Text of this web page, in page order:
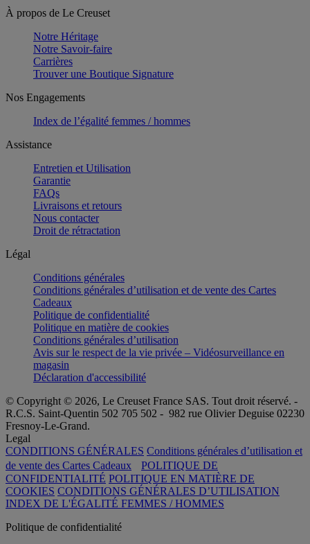
À propos de Le Creuset
Notre Héritage
Notre Savoir-faire
Carrières
Trouver une Boutique Signature
Nos Engagements
Index de l’égalité femmes / hommes
Assistance
Entretien et Utilisation
Garantie
FAQs
Livraisons et retours
Nous contacter
Droit de rétractation
Légal
Conditions générales
Conditions générales d’utilisation et de vente des Cartes
Cadeaux
Politique de confidentialité
Politique en matière de cookies
Conditions générales d’utilisation
Avis sur le respect de la vie privée – Vidéosurveillance en
magasin
Déclaration d'accessibilité
© Copyright © 2026, Le Creuset France SAS. Tout droit réservé. -
R.C.S. Saint-Quentin 502 705 502 - 982 rue Olivier Deguise 02230
Fresnoy-Le-Grand.
Legal
CONDITIONS GÉNÉRALES Conditions générales d’utilisation et
de vente des Cartes Cadeaux
POLITIQUE DE
CONFIDENTIALITÉ POLITIQUE EN MATIÈRE DE
COOKIES CONDITIONS GÉNÉRALES D’UTILISATION
INDEX DE L'ÉGALITÉ FEMMES / HOMMES
Politique de confidentialité